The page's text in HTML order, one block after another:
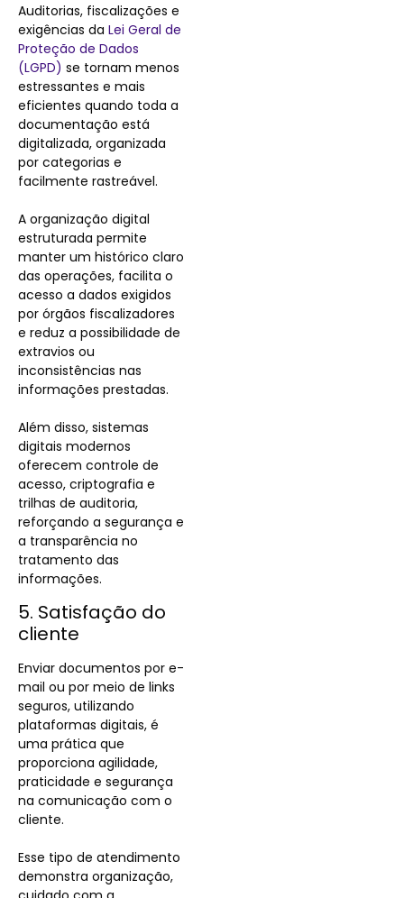
Auditorias, fiscalizações e
exigências da Lei Geral de
Proteção de Dados
(LGPD) se tornam menos
estressantes e mais
eficientes quando toda a
documentação está
digitalizada, organizada
por categorias e
facilmente rastreável.
A organização digital
estruturada permite
manter um histórico claro
das operações, facilita o
acesso a dados exigidos
por órgãos fiscalizadores
e reduz a possibilidade de
extravios ou
inconsistências nas
informações prestadas.
Além disso, sistemas
digitais modernos
oferecem controle de
acesso, criptografia e
trilhas de auditoria,
reforçando a segurança e
a transparência no
tratamento das
informações.
5. Satisfação do
cliente
Enviar documentos por e-
mail ou por meio de links
seguros, utilizando
plataformas digitais, é
uma prática que
proporciona agilidade,
praticidade e segurança
na comunicação com o
cliente.
Esse tipo de atendimento
demonstra organização,